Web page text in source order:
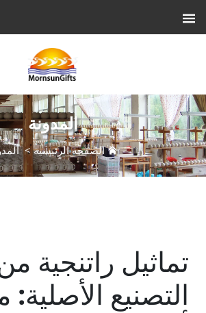
المدونة
الصفحة الرئيسية>
تماثيل راتنجية
التصنيع